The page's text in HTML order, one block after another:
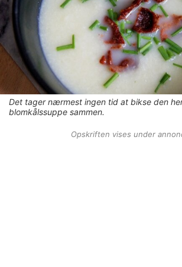
Det tager nærmest ingen tid at bikse den
blomkålssuppe sammen.
Opskriften vises under